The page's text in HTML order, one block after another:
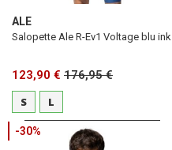
ALE
Salopette Ale R-Ev1 Voltage blu ink
123,90 € 176,95 €
S
L
-30%